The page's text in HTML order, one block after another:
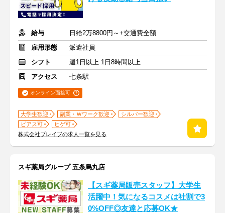
給与
日給2万8800円～+交通費全額
雇用形態
派遣社員
シフト
週1日以上 1日8時間以上
アクセス
七条駅
オンライン面接可
大学生歓迎 副業・Ｗワーク歓迎
シルバー歓迎
ピアス可
ヒゲ可
株式会社ブレイブの求人一覧を見る
スギ薬局グループ 五条烏丸店
【スギ薬局販売スタッフ】大学生
活躍中！気になるコスメは社割で3
0%OFF◎友達と応募OK★